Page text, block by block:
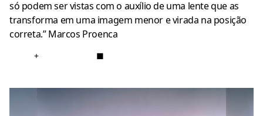
só podem ser vistas com o auxílio de uma lente que as
transforma em uma imagem menor e virada na posição
correta.” Marcos Proenca
+ ■